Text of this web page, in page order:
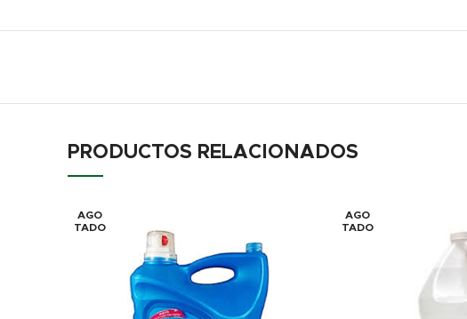
PRODUCTOS RELACIONADOS
AGO
TADO
AGO
TADO